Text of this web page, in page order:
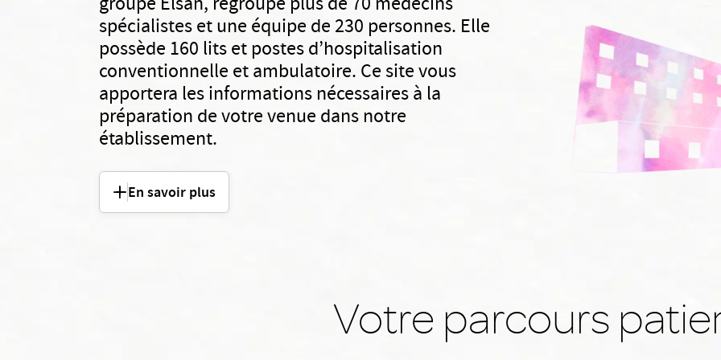
spécialistes et une équipe de 230 personnes. Elle
possède 160 lits et postes d’hospitalisation
conventionnelle et ambulatoire. Ce site vous
apportera les informations nécessaires à la
préparation de votre venue dans notre
établissement.
En savoir plus
Votre parcours